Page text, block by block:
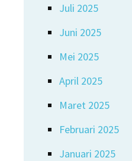
Juli 2025
Juni 2025
Mei 2025
April 2025
Maret 2025
Februari 2025
Januari 2025